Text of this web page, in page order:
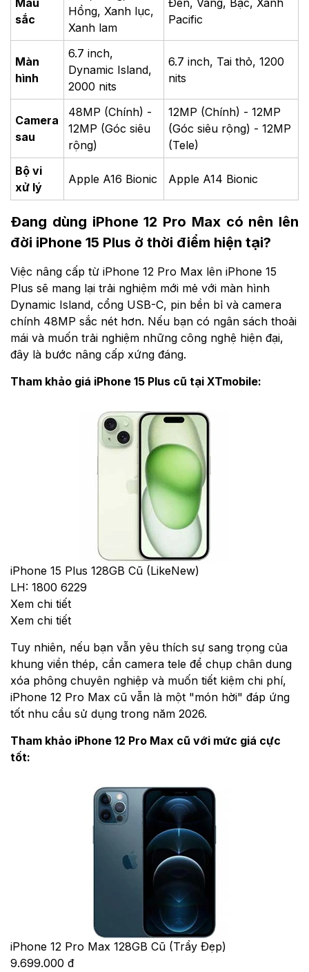
sắc
Hồng, Xanh lục,
Xanh lam
Pacific
Màn
hình
6.7 inch,
Dynamic Island,
2000 nits
6.7 inch, Tai thỏ, 1200
nits
Camera
sau
48MP (Chính) -
12MP (Góc siêu
rộng)
12MP (Chính) - 12MP
(Góc siêu rộng) - 12MP
(Tele)
Bộ vi
xử lý
Apple A16 Bionic Apple A14 Bionic
Đang dùng iPhone 12 Pro Max có nên lên
đời iPhone 15 Plus ở thời điểm hiện tại?
Việc nâng cấp từ iPhone 12 Pro Max lên iPhone 15
Plus sẽ mang lại trải nghiệm mới mẻ với màn hình
Dynamic Island, cổng USB-C, pin bền bỉ và camera
chính 48MP sắc nét hơn. Nếu bạn có ngân sách thoải
mái và muốn trải nghiệm những công nghệ hiện đại,
đây là bước nâng cấp xứng đáng.
Tham khảo giá iPhone 15 Plus cũ tại XTmobile:
iPhone 15 Plus 128GB Cũ (LikeNew)
LH: 1800 6229
Xem chi tiết
Xem chi tiết
Tuy nhiên, nếu bạn vẫn yêu thích sự sang trọng của
khung viền thép, cần camera tele để chụp chân dung
xóa phông chuyên nghiệp và muốn tiết kiệm chi phí,
iPhone 12 Pro Max cũ vẫn là một "món hời" đáp ứng
tốt nhu cầu sử dụng trong năm 2026.
Tham khảo iPhone 12 Pro Max cũ với mức giá cực
tốt:
iPhone 12 Pro Max 128GB Cũ (Trầy Đẹp)
9.699.000 đ